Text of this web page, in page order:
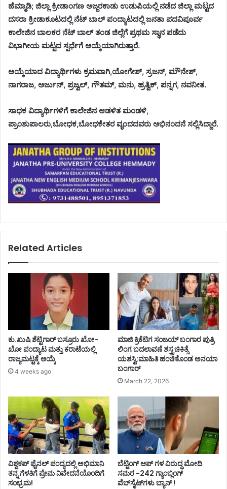
ಹೆಮ್ಮಾಡಿ; ಜಿಲ್ಲಾ ಕ್ರೀಡಾಂಗಣ ಅಜ್ಜರಕಾಡು ಉಡುಪಿಯಲ್ಲಿ ನಡೆದ ಜಿಲ್ಲಾ ಮಟ್ಟದ
ದಸರಾ ಕ್ರೀಡಾಕೂಟದಲ್ಲಿ ನೆಟ್ ಬಾಲ್ ಪಂದ್ಯಾಟದಲ್ಲಿ ಜನತಾ ಪದವಿಪೂರ್ವ
ಕಾಲೇಜಿನ ಬಾಲಕರ ನೆಟ್ ಬಾಲ್ ತಂಡ ಜಿಲ್ಲೆಗೆ ಪ್ರಥಮ ಸ್ಥಾನ ಪಡೆದು
ವಿಭಾಗೀಯ ಮಟ್ಟದ ಸ್ಪರ್ಧೆಗೆ ಆಯ್ಕೆಯಾಗಿರುತ್ತಾರೆ.
ಆಯ್ಕೆಯಾದ ವಿದ್ಯಾರ್ಥಿಗಳು ಕ್ರಮವಾಗಿ,ಯೋಗೇಶ್, ಸ್ರಜನ್, ಮೌನೇಶ್,
ನಾಗರಾಜ, ಅರ್ಜುನ್, ಪ್ರಜ್ವಲ್, ಗೌತಮ್, ಮನು, ಹ್ರತ್ವಿಕ್, ಪನ್ನಗ, ನವನೀತ.
ಸಾಧಕ ವಿದ್ಯಾರ್ಥಿಗಳಿಗೆ ಕಾಲೇಜಿನ ಆಡಳಿತ ಮಂಡಳಿ,
ಪ್ರಾಂಶುಪಾಲರು,ಬೋಧಕ,ಬೋಧಕೇತರ ವೃಂದದವರು ಅಭಿನಂದನೆ ಸಲ್ಲಿಸಿದ್ದಾರೆ.
Related Articles
ಕು.ಖುಷಿ ಶೆಟ್ಟಿಗಾರ್ ಬಸ್ರೂರು ಖೋ-
ಖೋ ಪಂದ್ಯಾಟ ಮತ್ತು ಕರಾಟೆಯಲ್ಲಿ
ರಾಜ್ಯಮಟ್ಟಕ್ಕೆ ಆಯ್ಕೆ
4 weeks ago
ಮಾಜಿ ಕ್ರಿಕೆಟಿಗ ಸಂಜಯ್ ಬಂಗಾರ ಪುತ್ರಿ
ಲಿಂಗ ಬದಲಾವಣೆ ಶಸ್ತ್ರಚಿಕಿತ್ಸೆ
ಯಶಸ್ವಿ:ಮಾಹಿತಿ ಹಂಚಿಕೊಂಡ ಅನಯಾ
ಬಂಗಾರ್
March 22, 2026
ವಿಶ್ವಕಪ್ ಫೈನಲ್‌ ಪಂದ್ಯದಲ್ಲಿ ಅಭಿಮಾನಿ
ತನ್ನ ಗೆಳತಿಗೆ ಪ್ರೇಮ ನಿವೇದನೆಯೊಂದಿಗೆ
ಸಂಭ್ರಮ!
ಬೆಟ್ಟಿಂಗ್ ಆಪ್ ಗಳ ವಿರುದ್ಧ ಮೋದಿ
ಸಮರ -242 ಗ್ಯಾಂಬ್ಲಿಂಗ್‌
ವೆಬ್‌ಸೈಟ್‌ಗಳು ಬ್ಯಾನ್ !